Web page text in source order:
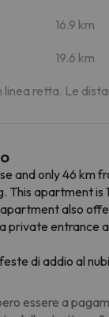
16.9 km
19.6 km
linea retta. Le
and only 46 km
apartment is
also
private entrance
di addio al
essere a